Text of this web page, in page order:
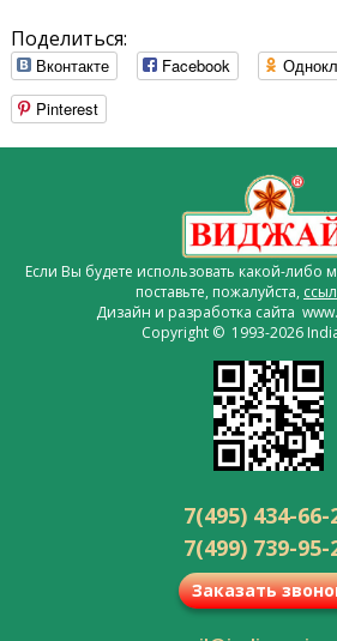
Поделиться:
Вконтакте Facebook
Pinterest
Если Вы будете использовать какой-либо
поставьте, пожалуйста,
Дизайн и разработка сайта
Copyright © 1993-2026
7(495) 434-66-
7(499) 739-95-
Заказать